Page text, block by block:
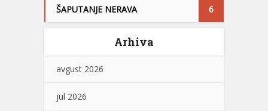
ŠAPUTANJE NERAVA 6
Arhiva
avgust 2026
jul 2026